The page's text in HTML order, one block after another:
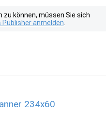
können, müssen Sie sich
Publisher anmelden
234x60